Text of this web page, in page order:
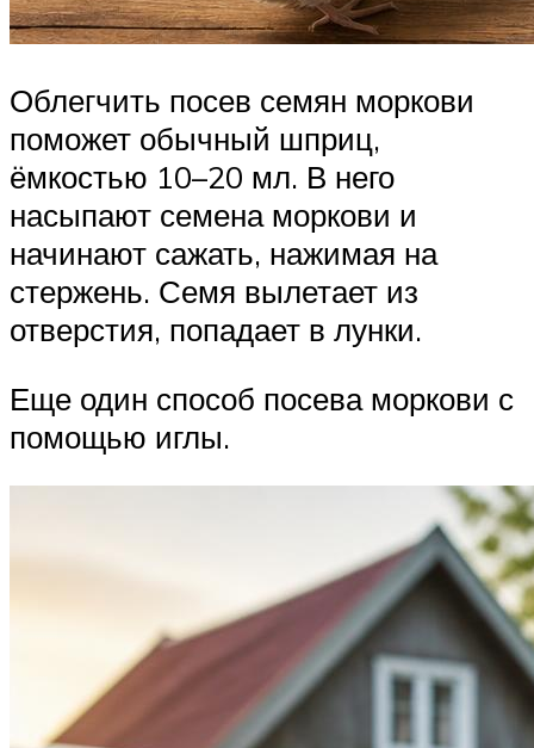
Облегчить посев семян моркови
поможет обычный шприц,
ёмкостью 10–20 мл. В него
насыпают семена моркови и
начинают сажать, нажимая на
стержень. Семя вылетает из
отверстия, попадает в лунки.
Еще один способ посева моркови с
помощью иглы.